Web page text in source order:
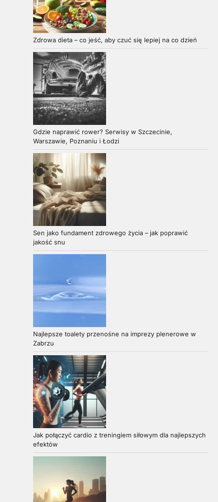
Zdrowa dieta – co jeść, aby czuć się lepiej na co dzień
Gdzie naprawić rower? Serwisy w Szczecinie,
Warszawie, Poznaniu i Łodzi
Sen jako fundament zdrowego życia – jak poprawić
jakość snu
Najlepsze toalety przenośne na imprezy plenerowe w
Zabrzu
Jak połączyć cardio z treningiem siłowym dla najlepszych
efektów